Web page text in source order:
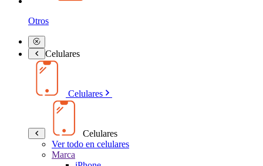
Otros
Celulares
Celulares
Celulares
Ver todo en celulares
Marca